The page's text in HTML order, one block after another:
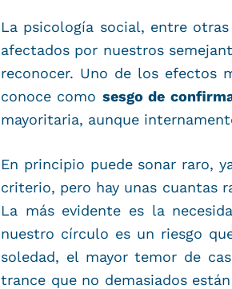
La psicología social, entre
afectados por nuestros
reconocer. Uno de los efectos
conoce como sesgo de
mayoritaria, aunque
En principio puede sonar raro,
criterio, pero hay unas cuantas
La más evidente es la
nuestro círculo es un riesgo
soledad, el mayor temor de
trance que no demasiados